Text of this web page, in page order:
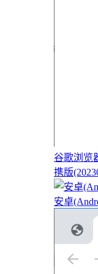
谷歌浏览
携版
安卓